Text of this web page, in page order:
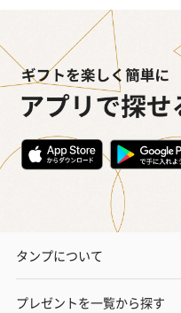
タンプについて
プレゼントを一覧から探す